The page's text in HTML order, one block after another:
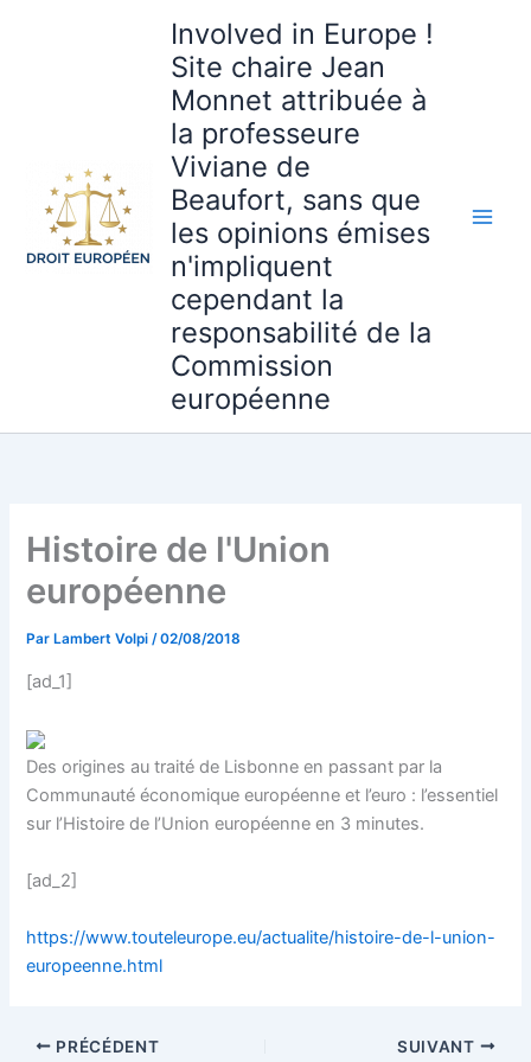
Involved in Europe !
Site chaire Jean
Monnet attribuée à
la professeure
Viviane de
Beaufort, sans que
les opinions émises
n'impliquent
cependant la
responsabilité de la
Commission
européenne
Histoire de l'Union
européenne
Par Lambert Volpi/02/08/2018
[ad_1]
Des origines au traité de Lisbonne en passant par la
Communauté économique européenne et l’euro : l’essentiel
sur l’Histoire de l’Union européenne en 3 minutes.
[ad_2]
https://www.touteleurope.eu/actualite/histoire-de-l-union-
europeenne.html
PRÉCÉDENT SUIVANT